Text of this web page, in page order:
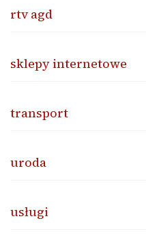
rtv agd
sklepy internetowe
transport
uroda
usługi